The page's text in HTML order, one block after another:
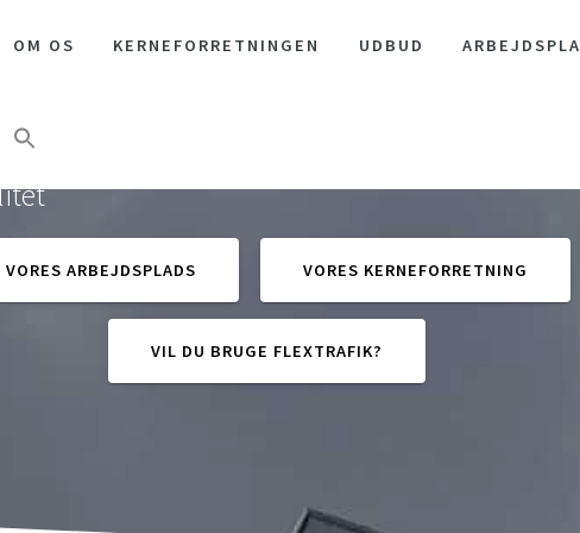
OM OS KER­NE­FOR­RET­NIN­GEN UDBUD
digitale rygrad i Danmarks fleksible kollektive
VORES ARBEJDSPLADS VORES KERNEFORRETNING
VIL DU BRUGE FLEXTRAFIK?